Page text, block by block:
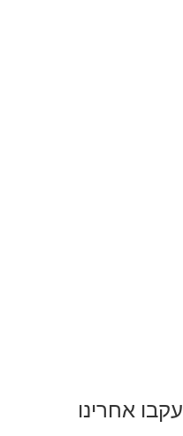
עקבו אחרינו